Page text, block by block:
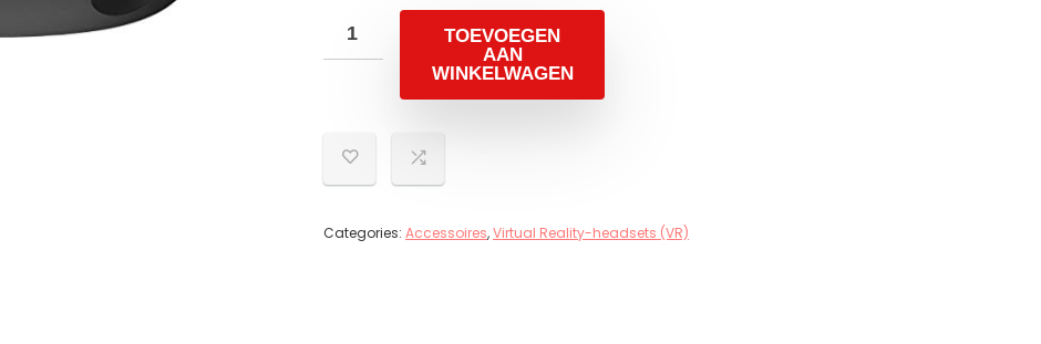
TOEVOEGEN
AAN
WINKELWAGEN
Categories: Accessoires,Virtual Reality-headsets (VR)